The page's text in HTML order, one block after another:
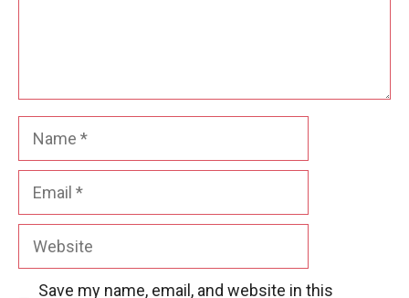
Website
Save my name, email, and website in this